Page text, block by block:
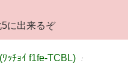
に出来るぞ
ｯﾁｮｲ f1fe-TCBL) ：